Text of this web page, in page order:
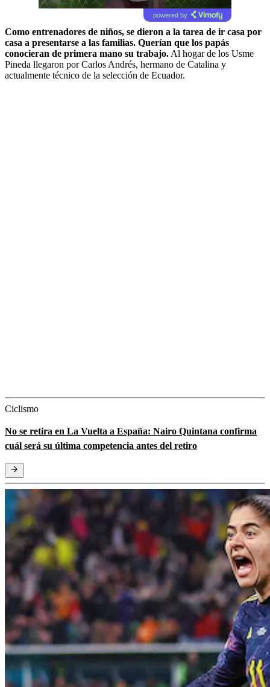
powered by
Como entrenadores de niños, se dieron a la tarea de ir casa por
casa a presentarse a las familias. Querían que los papás
conocieran de primera mano su trabajo. Al hogar de los Usme
Pineda llegaron por Carlos Andrés, hermano de Catalina y
actualmente técnico de la selección de Ecuador.
Ciclismo
No se retira en La Vuelta a España: Nairo Quintana confirma
cuál será su última competencia antes del retiro